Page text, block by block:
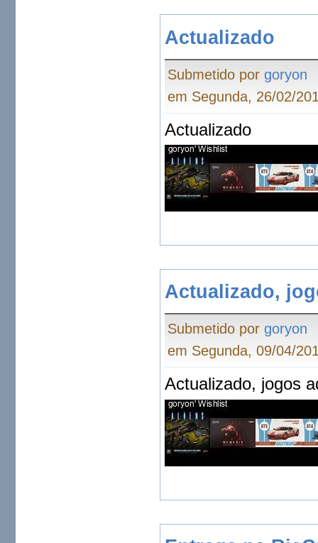
Actualizado
Submetido porgoryon
em Segunda, 26/02/
Actualizado
Actualizado,
Submetido porgoryon
em Segunda, 09/04/
Actualizado, jogos